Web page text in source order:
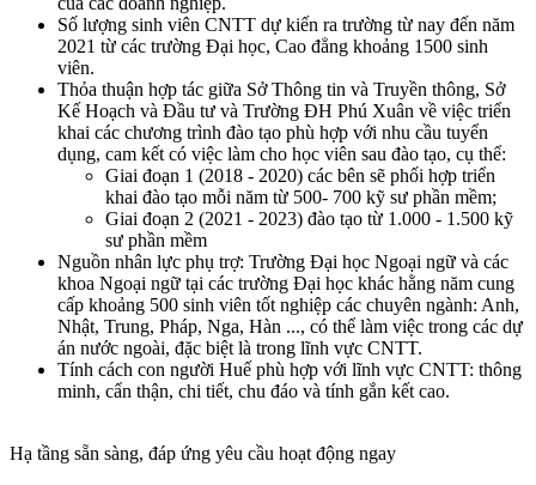
Số lượng sinh viên CNTT dự kiến ra trường từ nay đến năm
2021 từ các trường Đại học, Cao đẳng khoảng 1500 sinh
viên.
Thỏa thuận hợp tác giữa Sở Thông tin và Truyền thông, Sở
Kế Hoạch và Đầu tư và Trường ĐH Phú Xuân về việc triển
khai các chương trình đào tạo phù hợp với nhu cầu tuyển
dụng, cam kết có việc làm cho học viên sau đào tạo, cụ thể:
Giai đoạn 1 (2018 - 2020) các bên sẽ phối hợp triển
khai đào tạo mỗi năm từ 500- 700 kỹ sư phần mềm;
Giai đoạn 2 (2021 - 2023) đào tạo từ 1.000 - 1.500 kỹ
sư phần mềm
Nguồn nhân lực phụ trợ: Trường Đại học Ngoại ngữ và các
khoa Ngoại ngữ tại các trường Đại học khác hằng năm cung
cấp khoảng 500 sinh viên tốt nghiệp các chuyên ngành: Anh,
Nhật, Trung, Pháp, Nga, Hàn ..., có thể làm việc trong các dự
án nước ngoài, đặc biệt là trong lĩnh vực CNTT.
Tính cách con người Huế phù hợp với lĩnh vực CNTT: thông
minh, cẩn thận, chi tiết, chu đáo và tính gắn kết cao.
Hạ tầng sẵn sàng, đáp ứng yêu cầu hoạt động ngay